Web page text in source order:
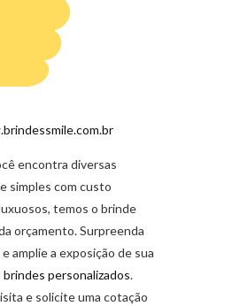
encontra diversas
simples com custo
temos o brinde
orçamento. Surpreenda
amplie a exposição de sua
brindes personalizados.
e solicite uma cotação